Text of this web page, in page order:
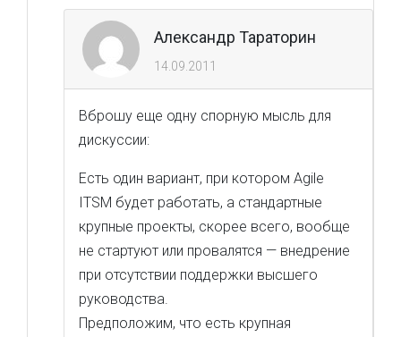
Александр Тараторин
14.09.2011
Вброшу еще одну спорную мысль для
дискуссии:
Есть один вариант, при котором Agile
ITSM будет работать, а стандартные
крупные проекты, скорее всего, вообще
не стартуют или провалятся — внедрение
при отсутствии поддержки высшего
руководства.
Предположим, что есть крупная